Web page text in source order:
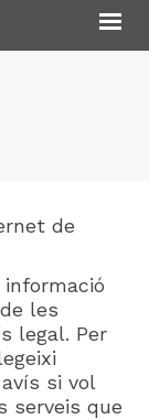
de
informació
les
legal. Per
si vol
serveis que